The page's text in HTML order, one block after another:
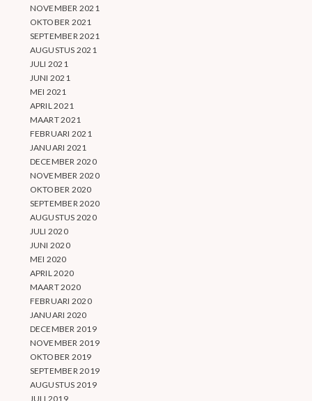
NOVEMBER 2021
OKTOBER 2021
SEPTEMBER 2021
AUGUSTUS 2021
JULI 2021
JUNI 2021
MEI 2021
APRIL 2021
MAART 2021
FEBRUARI 2021
JANUARI 2021
DECEMBER 2020
NOVEMBER 2020
OKTOBER 2020
SEPTEMBER 2020
AUGUSTUS 2020
JULI 2020
JUNI 2020
MEI 2020
APRIL 2020
MAART 2020
FEBRUARI 2020
JANUARI 2020
DECEMBER 2019
NOVEMBER 2019
OKTOBER 2019
SEPTEMBER 2019
AUGUSTUS 2019
JULI 2019